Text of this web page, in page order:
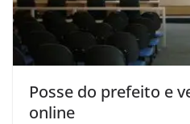
Posse do prefeito e
online